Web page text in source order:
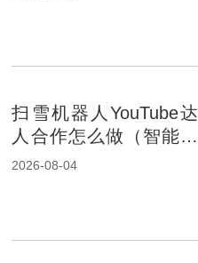
扫雪机器人YouTube达
人合作怎么做（智能家
居品牌出海策略）
2026-08-04